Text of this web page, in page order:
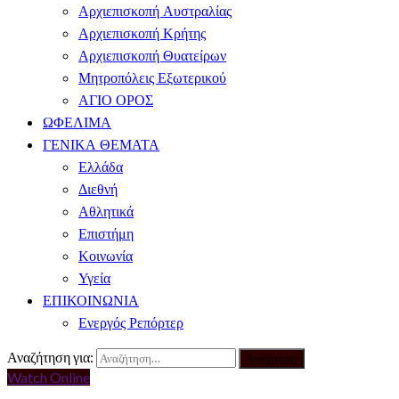
Αρχιεπισκοπή Αυστραλίας
Αρχιεπισκοπή Κρήτης
Αρχιεπισκοπή Θυατείρων
Μητροπόλεις Εξωτερικού
ΑΓΙΟ ΟΡΟΣ
ΩΦΕΛΙΜΑ
ΓΕΝΙΚΑ ΘΕΜΑΤΑ
Ελλάδα
Διεθνή
Αθλητικά
Επιστήμη
Κοινωνία
Υγεία
ΕΠΙΚΟΙΝΩΝΙΑ
Ενεργός Ρεπόρτερ
Αναζήτηση για:
Watch Online